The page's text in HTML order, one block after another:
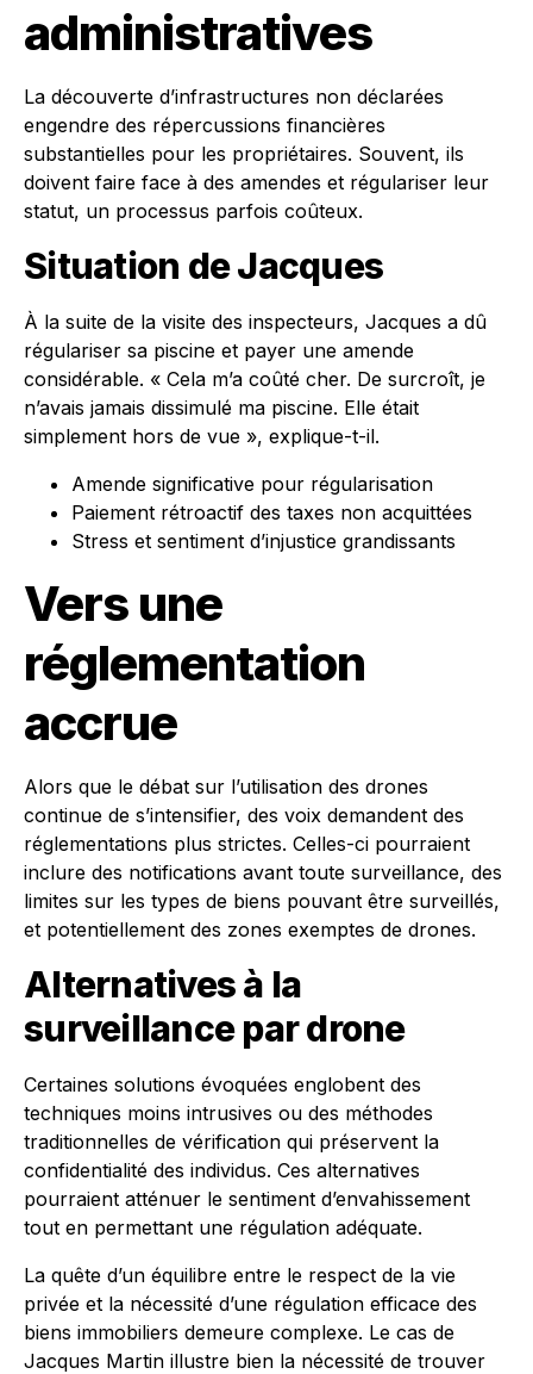
administratives
La découverte d’infrastructures non déclarées
engendre des répercussions financières
substantielles pour les propriétaires. Souvent, ils
doivent faire face à des amendes et régulariser leur
statut, un processus parfois coûteux.
Situation de Jacques
À la suite de la visite des inspecteurs, Jacques a dû
régulariser sa piscine et payer une amende
considérable. « Cela m’a coûté cher. De surcroît, je
n’avais jamais dissimulé ma piscine. Elle était
simplement hors de vue », explique-t-il.
Amende significative pour régularisation
Paiement rétroactif des taxes non acquittées
Stress et sentiment d’injustice grandissants
Vers une
réglementation
accrue
Alors que le débat sur l’utilisation des drones
continue de s’intensifier, des voix demandent des
réglementations plus strictes. Celles-ci pourraient
inclure des notifications avant toute surveillance, des
limites sur les types de biens pouvant être surveillés,
et potentiellement des zones exemptes de drones.
Alternatives à la
surveillance par drone
Certaines solutions évoquées englobent des
techniques moins intrusives ou des méthodes
traditionnelles de vérification qui préservent la
confidentialité des individus. Ces alternatives
pourraient atténuer le sentiment d’envahissement
tout en permettant une régulation adéquate.
La quête d’un équilibre entre le respect de la vie
privée et la nécessité d’une régulation efficace des
biens immobiliers demeure complexe. Le cas de
Jacques Martin illustre bien la nécessité de trouver